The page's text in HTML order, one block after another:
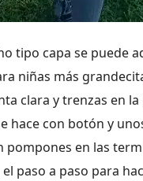
tipo capa se puede
niñas más
clara y trenzas en
hace con botón y
pompones en las
paso a paso para